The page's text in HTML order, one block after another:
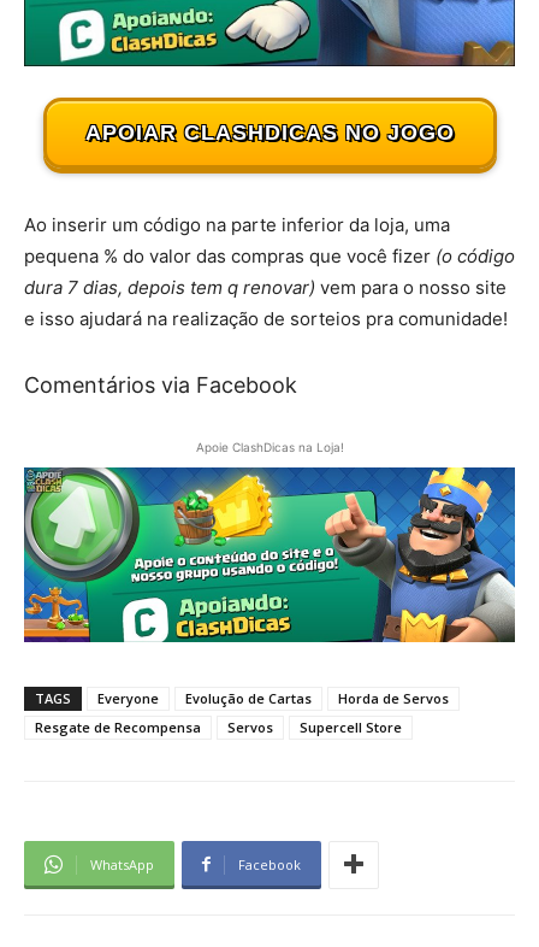
APOIAR CLASHDICAS NO JOGO
Ao inserir um código na parte inferior da loja, uma
pequena % do valor das compras que você fizer (o código
dura 7 dias, depois tem q renovar) vem para o nosso site
e isso ajudará na realização de sorteios pra comunidade!
Comentários via Facebook
Apoie ClashDicas na Loja!
TAGS Everyone Evolução de Cartas
Horda de Servos
Resgate de Recompensa
Servos Supercell Store
WhatsApp Facebook